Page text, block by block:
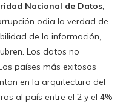
Nacional de Datos,
odia la verdad de
de la información,
Los datos no
países más exitosos
en la arquitectura del
al país entre el 2 y el 4%